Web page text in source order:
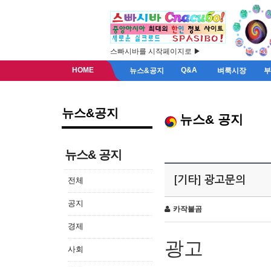
스빠시바를 시작페이지로 ▶
HOME 뉴스&공지 Q&A 벼룩시장
뉴스&공지
뉴스& 공지
전체
공지
경제
사회
뉴스& 공지
[기타] 광고문의
카작불곰
광고